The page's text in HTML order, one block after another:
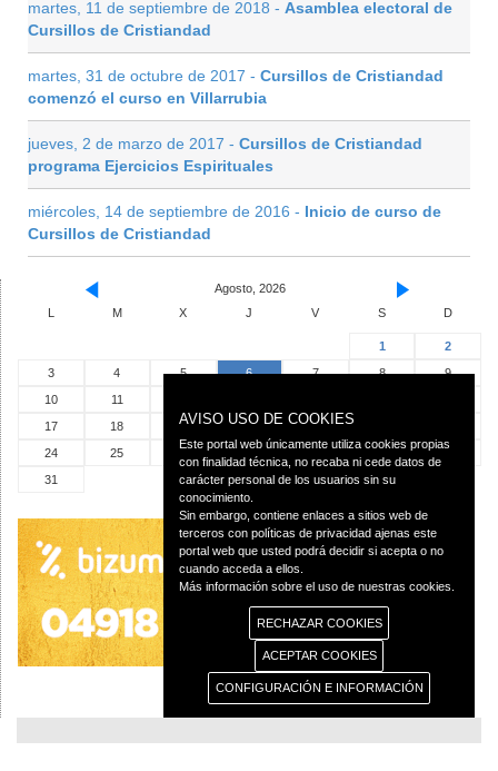
martes, 11 de septiembre de 2018 - Asamblea electoral de
Cursillos de Cristiandad
martes, 31 de octubre de 2017 - Cursillos de Cristiandad
comenzó el curso en Villarrubia
jueves, 2 de marzo de 2017 - Cursillos de Cristiandad
programa Ejercicios Espirituales
miércoles, 14 de septiembre de 2016 - Inicio de curso de
Cursillos de Cristiandad
Agosto, 2026
L
M X J V S D
1
2
3
4 5 6 7 8
9
10
11
17
18 19 20 21
24
25 26 27 28 29
30
31
AVISO USO DE COOKIES
Este portal web únicamente utiliza cookies propias
con finalidad técnica, no recaba ni cede datos de
carácter personal de los usuarios sin su
conocimiento.
Sin embargo, contiene enlaces a sitios web de
terceros con políticas de privacidad ajenas este
portal web que usted podrá decidir si acepta o no
cuando acceda a ellos.
Más información sobre el uso de nuestras cookies.
RECHAZAR COOKIES
ACEPTAR COOKIES
CONFIGURACIÓN E INFORMACIÓN